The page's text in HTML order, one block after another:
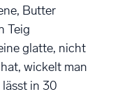
Butter
Teig
glatte, nicht
wickelt man
in 30